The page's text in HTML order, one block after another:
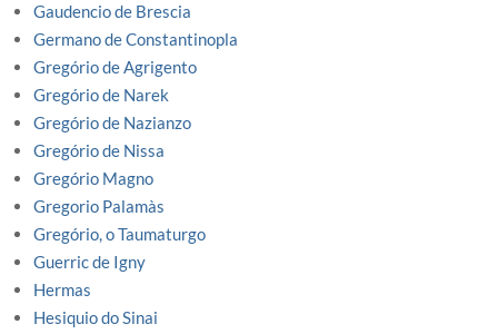
Gaudencio de Brescia
Germano de Constantinopla
Gregório de Agrigento
Gregório de Narek
Gregório de Nazianzo
Gregório de Nissa
Gregório Magno
Gregorio Palamàs
Gregório, o Taumaturgo
Guerric de Igny
Hermas
Hesiquio do Sinai